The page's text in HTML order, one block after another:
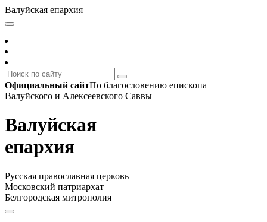
Валуйская епархия
Официальный сайтПо благословению епископа
Валуйского и Алексеевского Саввы
Валуйская
епархия
Русская православная церковь
Московский патриархат
Белгородская митрополия